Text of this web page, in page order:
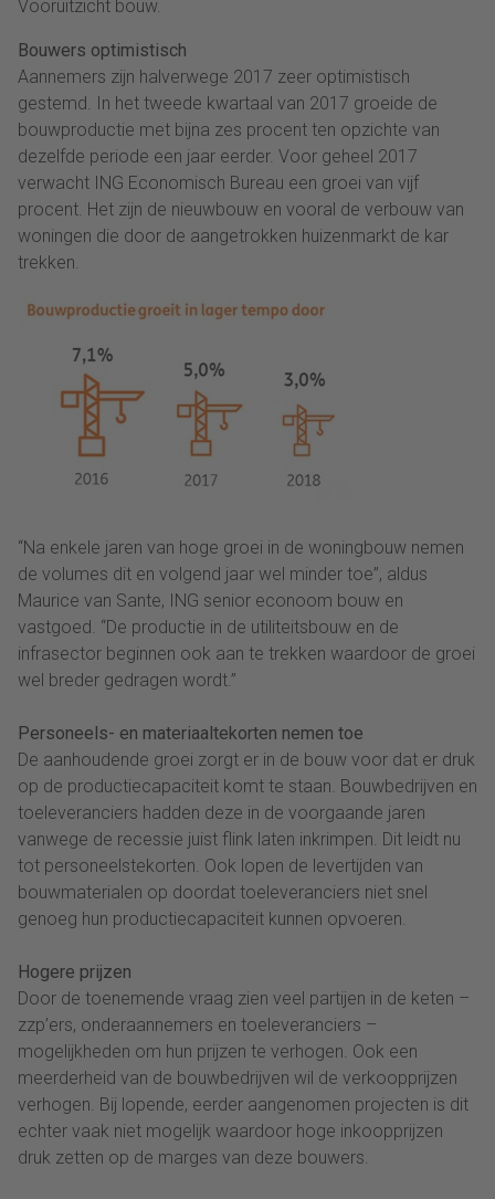
Vooruitzicht bouw.
Bouwers optimistisch
Aannemers zijn halverwege 2017 zeer optimistisch
gestemd. In het tweede kwartaal van 2017 groeide de
bouwproductie met bijna zes procent ten opzichte van
dezelfde periode een jaar eerder. Voor geheel 2017
verwacht ING Economisch Bureau een groei van vijf
procent. Het zijn de nieuwbouw en vooral de verbouw van
woningen die door de aangetrokken huizenmarkt de kar
trekken.
“Na enkele jaren van hoge groei in de woningbouw nemen
de volumes dit en volgend jaar wel minder toe”, aldus
Maurice van Sante, ING senior econoom bouw en
vastgoed. “De productie in de utiliteitsbouw en de
infrasector beginnen ook aan te trekken waardoor de groei
wel breder gedragen wordt.”
Personeels- en materiaaltekorten nemen toe
De aanhoudende groei zorgt er in de bouw voor dat er druk
op de productiecapaciteit komt te staan. Bouwbedrijven en
toeleveranciers hadden deze in de voorgaande jaren
vanwege de recessie juist flink laten inkrimpen. Dit leidt nu
tot personeelstekorten. Ook lopen de levertijden van
bouwmaterialen op doordat toeleveranciers niet snel
genoeg hun productiecapaciteit kunnen opvoeren.
Hogere prijzen
Door de toenemende vraag zien veel partijen in de keten –
zzp’ers, onderaannemers en toeleveranciers –
mogelijkheden om hun prijzen te verhogen. Ook een
meerderheid van de bouwbedrijven wil de verkoopprijzen
verhogen. Bij lopende, eerder aangenomen projecten is dit
echter vaak niet mogelijk waardoor hoge inkoopprijzen
druk zetten op de marges van deze bouwers.